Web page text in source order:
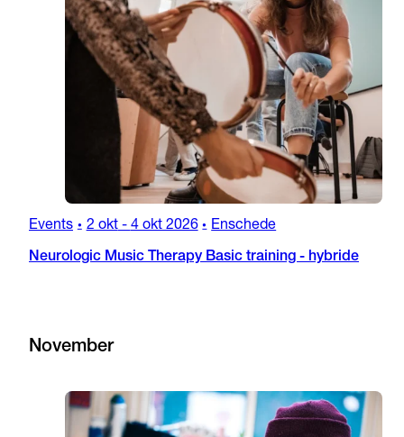
Events • 2 okt- 4 okt 2026 • Enschede
Neurologic Music Therapy Basic training - hybride
November